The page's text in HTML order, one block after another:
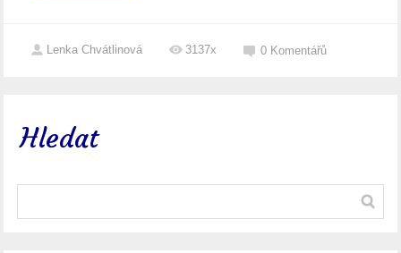
Lenka Chvátlinová 3137x 0 Komentářů
Hledat